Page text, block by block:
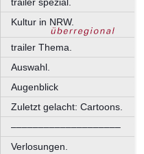
Kultur in NRW.
trailer Thema.
Auswahl.
Augenblick
Zuletzt gelacht: Cartoons.
––––––––––––––––––––
Verlosungen.